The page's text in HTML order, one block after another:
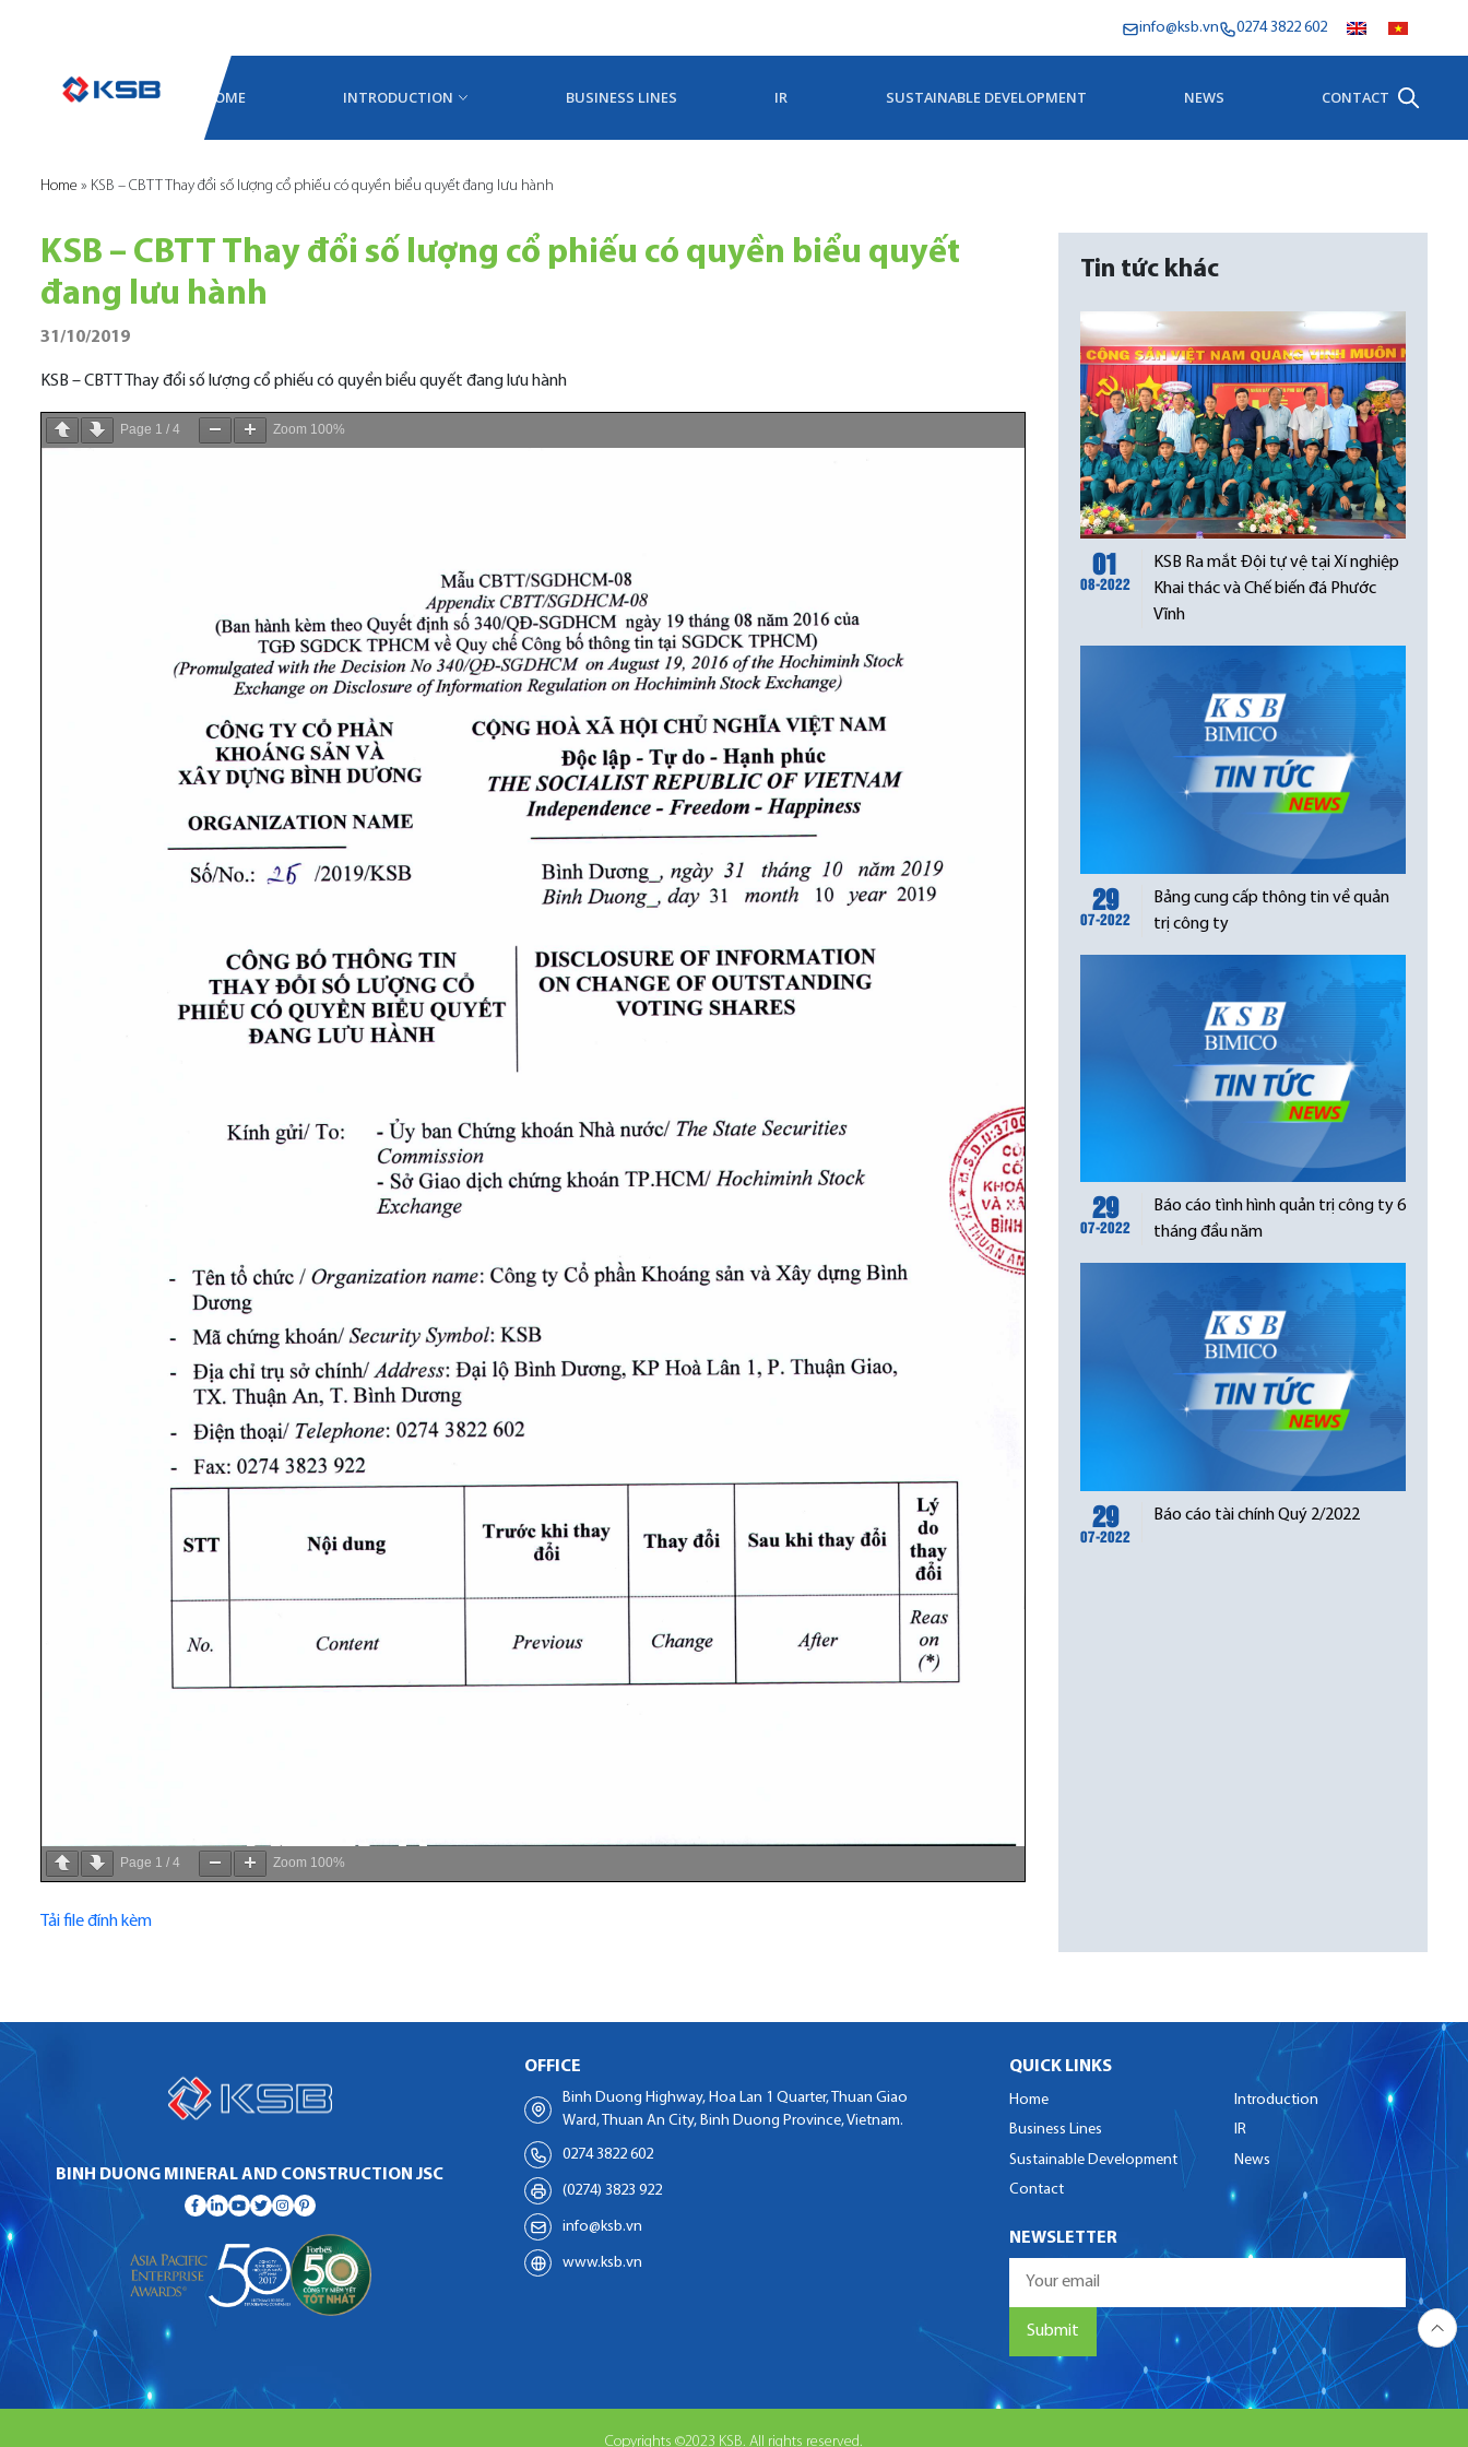
info@ksb.vn 0274 3822 602
HOME INTRODUCTION BUSINESS LINES IR SUSTAINABLE DEVELOPMENT NEWS CONTACT
Home » KSB – CBTT Thay đổi số lượng cổ phiếu có quyền biểu quyết đang lưu hành
KSB – CBTT Thay đổi số lượng cổ phiếu có quyền biểu quyết
đang lưu hành
31/10/2019
KSB – CBTT Thay đổi số lượng cổ phiếu có quyền biểu quyết đang lưu hành
Page 1 / 4 Zoom 100%
Page 1 / 4 Zoom 100%
Tải file đính kèm
Tin tức khác
01
08-2022
KSB Ra mắt Đội tự vệ tại Xí nghiệp
Khai thác và Chế biến đá Phước
Vĩnh
29
07-2022
Bảng cung cấp thông tin về quản
trị công ty
29
07-2022
Báo cáo tình hình quản trị công ty 6
tháng đầu năm
29
07-2022
Báo cáo tài chính Quý 2/2022
BINH DUONG MINERAL AND CONSTRUCTION JSC
OFFICE
Binh Duong Highway, Hoa Lan 1 Quarter, Thuan Giao
Ward, Thuan An City, Binh Duong Province, Vietnam.
0274 3822 602
(0274) 3823 922
info@ksb.vn
www.ksb.vn
QUICK LINKS
Home
Introduction
Business Lines
IR
Sustainable Development
News
Contact
NEWSLETTER
Copyrights ©2023 KSB. All rights reserved.